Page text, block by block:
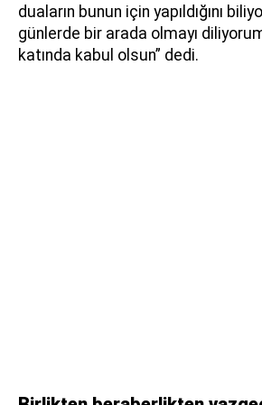
duaların bunun için yapıldığını
günlerde bir arada olmayı
katında kabul olsun” dedi.